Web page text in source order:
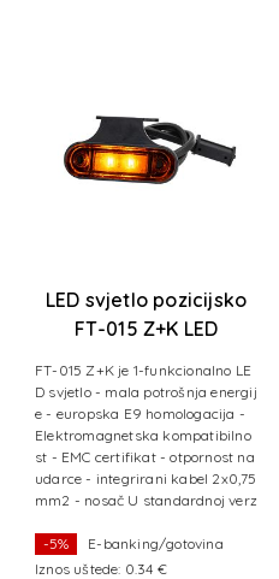
LED svjetlo pozicijsko
FT-015 Z+K LED
nosač+kabel
FT-015 Z+K je 1-funkcionalno LE
D svjetlo - mala potrošnja energij
e - europska E9 homologacija -
Elektromagnetska kompatibilno
st - EMC certifikat - otpornost na
udarce - integrirani kabel 2x0,75
mm2 - nosač U standardnoj verz
-5%
E-banking/gotovina
Iznos uštede: 0.34 €